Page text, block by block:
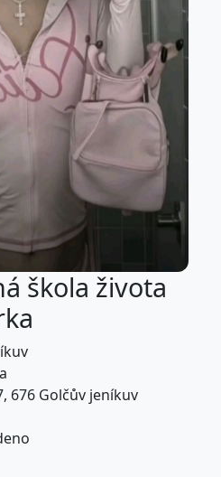
škola života
676 Golčův jeníkuv